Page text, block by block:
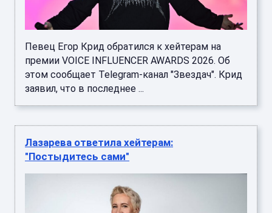
Певец Егор Крид обратился к хейтерам на
премии VOICE INFLUENCER AWARDS 2026. Об
этом сообщает Telegram-канал "Звездач". Крид
заявил, что в последнее ...
Лазарева ответила хейтерам:
"Постыдитесь сами"